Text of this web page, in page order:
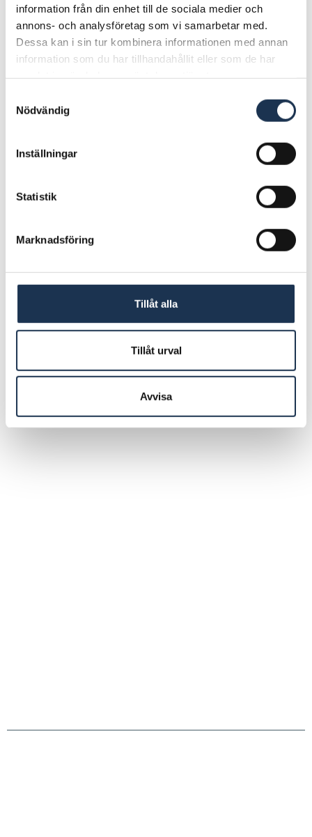
information från din enhet till de sociala medier och
annons- och analysföretag som vi samarbetar med.
Dessa kan i sin tur kombinera informationen med annan
information som du har tillhandahållit eller som de har
Nödvändig
Inställningar
Statistik
Marknadsföring
Tillåt alla
Tillåt urval
Avvisa